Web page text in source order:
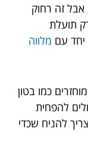
אבל זה רחוק
תועלת
יחד עם מלווה
כמו בטון
להפחית
להניח שכדי